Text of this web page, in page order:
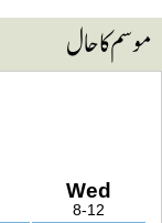
کا حال